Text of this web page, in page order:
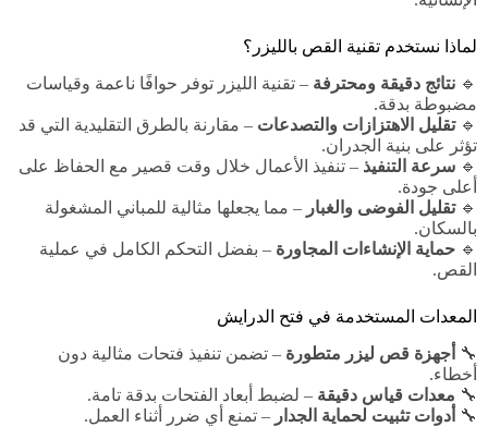
لماذا نستخدم تقنية القص بالليزر؟
🔹 نتائج دقيقة ومحترفة – تقنية الليزر توفر حوافًا ناعمة وقياسات
مضبوطة بدقة.
🔹تقليل الاهتزازات والتصدعات – مقارنة بالطرق التقليدية التي قد
تؤثر على بنية الجدران.
🔹 سرعة التنفيذ – تنفيذ الأعمال خلال وقت قصير مع الحفاظ على
أعلى جودة.
🔹تقليل الفوضى والغبار – مما يجعلها مثالية للمباني المشغولة
بالسكان.
🔹 حماية الإنشاءات المجاورة – بفضل التحكم الكامل في عملية
القص.
المعدات المستخدمة في فتح الدرايش
🔧 أجهزة قص ليزر متطورة – تضمن تنفيذ فتحات مثالية دون
أخطاء.
🔧 معدات قياس دقيقة – لضبط أبعاد الفتحات بدقة تامة.
🔧 أدوات تثبيت لحماية الجدار – تمنع أي ضرر أثناء العمل.